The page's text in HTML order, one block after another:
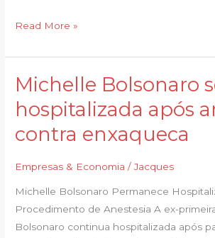
Read More »
Michelle Bolsonaro
hospitalizada após
contra enxaqueca
Empresas & Economia /Jacques
Michelle Bolsonaro Permanece
Procedimento de Anestesia A ex-
Bolsonaro continua hospitalizada após
Michelle
segue
hospitalizada
anestesia
contra
enxaqueca